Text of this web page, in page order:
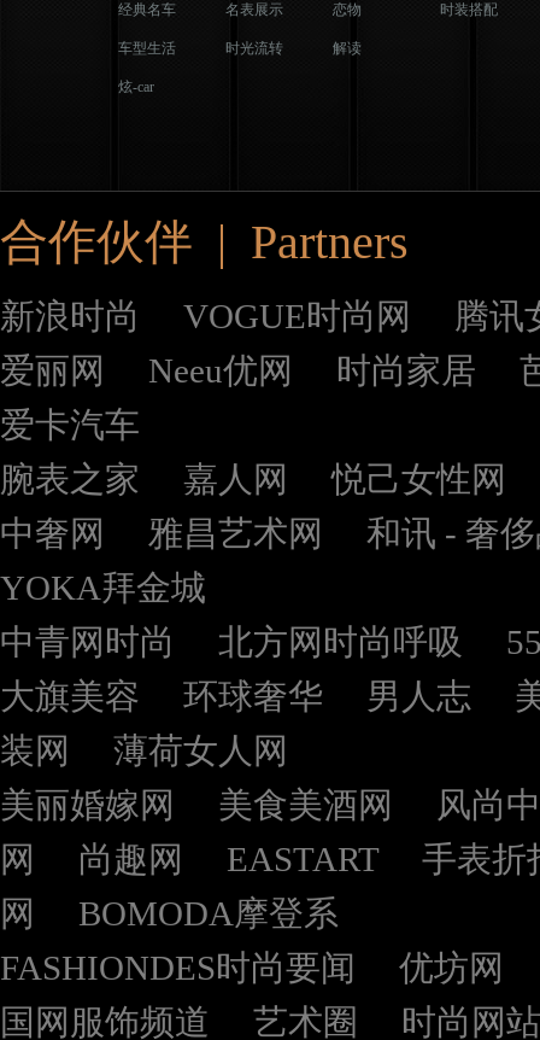
经典名车
车型生活
炫-car
名表展示
时光流转
恋物
解读
时装搭配
合作伙伴 | Partners
新浪时尚 VOGUE时尚网
腾讯
爱丽网
Neeu优网 时尚家居
爱卡汽车
腕表之家
嘉人网
悦己女性网
中奢网
雅昌艺术网
和讯 - 奢
YOKA拜金城
中青网时尚
北方网时尚呼吸
大旗美容
环球奢华 男人志
装网
薄荷女人网
美丽婚嫁网
美食美酒网
风尚
网
尚趣网 EASTART
手表折
网
BOMODA摩登系
FASHIONDES时尚要闻
优坊网
国网服饰频道
艺术圈
时尚网站